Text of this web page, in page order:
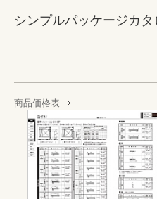
シンプルパッケージカ
商品価格表